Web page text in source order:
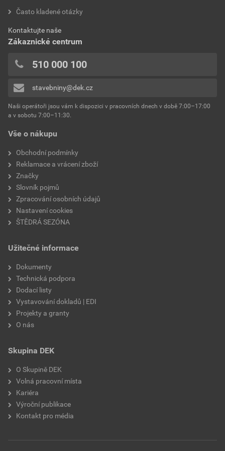
Výrobky související s: Tmel
Výrobky související s: Třmen
Výrobky související s: Umyvadlo
tu tašky, bedýnky nebo vozík na nářadí. Při práci se
budete mít vše po ruce.
Vše o nákupu
Obchodní podmínky
Reklamace a vrácení zboží
Značky
Slovník pojmů
Zpracování osobních údajů
Nastavení cookies
ŠTĚDRÁ SEZÓNA
Užitečné informace
Dokumenty
Technická podpora
Dodací listy
Vystavování dokladů | EDI
Projekty a granty
O nás
Skupina DEK
O Skupině DEK
Volná pracovní místa
Kariéra
Výroční publikace
Kontakt pro média
Často kladené otázky
Kontaktujte naše
Zákaznické centrum
510 000 100
stavebniny@dek.cz
Naši operátoři jsou vám k dispozici v pracovních dnech v době 7:00–17:00
a v sobotu 7:00–11:30.